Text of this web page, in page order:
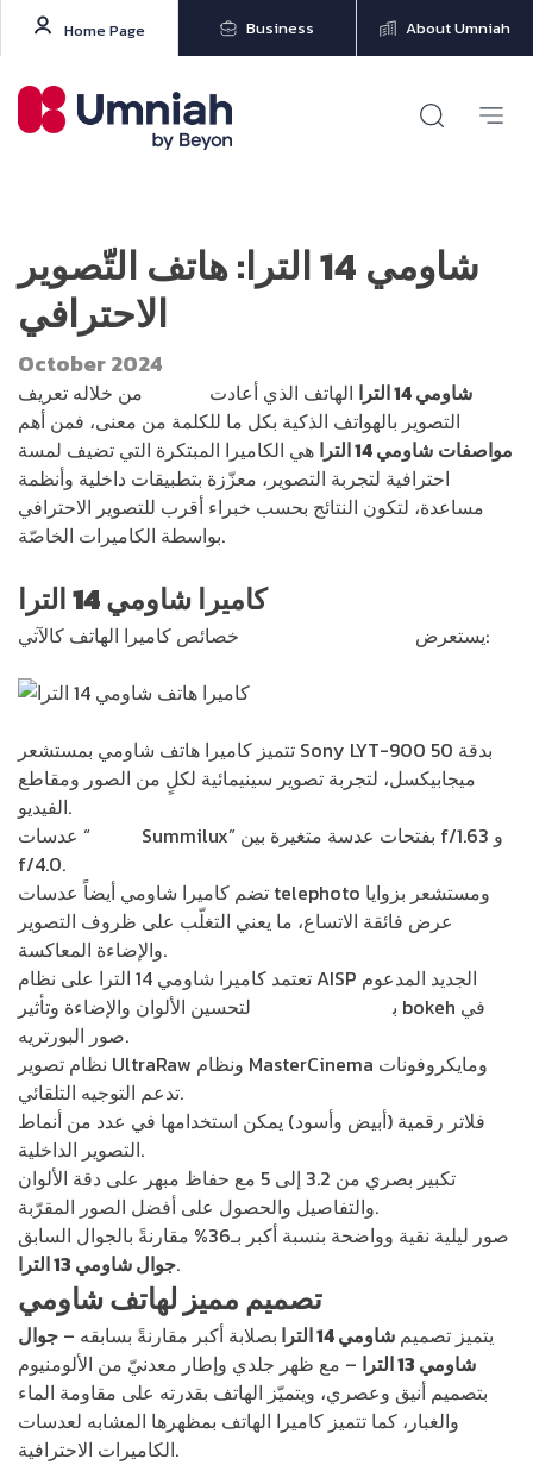
Home Page Business About Umniah
شاومي 14 الترا: هاتف التّصوير
الاحترافي
October 2024
شاومي 14 الترا الهاتف الذي أعادت
من خلاله تعريف
التصوير بالهواتف الذكية بكل ما للكلمة من معنى، فمن أهم
مواصفات شاومي 14 الترا
هي الكاميرا المبتكرة التي تضيف لمسة
احترافية لتجربة التصوير، معزّزة بتطبيقات داخلية وأنظمة
مساعدة، لتكون النتائج بحسب خبراء أقرب للتصوير الاحترافي
بواسطة الكاميرات الخاصّة.
كاميرا شاومي 14 الترا
يستعرضخصائص كاميرا الهاتف كالآتي:
تتميز كاميرا هاتف شاومي بمستشعر Sony LYT-900 بدقة 50
ميجابيكسل، لتجربة تصوير سينيمائية لكلٍ من الصور ومقاطع
الفيديو.
عدسات “
Summilux” بفتحات عدسة متغيرة بين f/1.63 و
f/4.0.
تضم كاميرا شاومي أيضاً عدسات telephoto ومستشعر بزوايا
عرض فائقة الاتساع، ما يعني التغلّب على ظروف التصوير
والإضاءة المعاكسة.
تعتمد كاميرا شاومي 14 الترا على نظام AISP الجديد المدعوم
بالذكاء الاصطناعي
لتحسين الألوان والإضاءة وتأثير bokeh في
صور البورتريه.
نظام تصوير UltraRaw ونظام MasterCinema ومايكروفونات
تدعم التوجيه التلقائي.
فلاتر رقمية (أبيض وأسود) يمكن استخدامها في عدد من أنماط
التصوير الداخلية.
تكبير بصري من 3.2 إلى 5 مع حفاظ مبهر على دقة الألوان
والتفاصيل والحصول على أفضل الصور المقرّبة.
صور ليلية نقية وواضحة بنسبة أكبر بـ36% مقارنةً بالجوال السابق
جوال شاومي 13 الترا.
تصميم مميز لهاتف شاومي
يتميز تصميم شاومي 14 الترا بصلابة أكبر مقارنةً بسابقه – جوال
شاومي 13 الترا
– مع ظهر جلدي وإطار معدنيّ من الألومنيوم
بتصميم أنيق وعصري، ويتميّز الهاتف بقدرته على مقاومة الماء
والغبار، كما تتميز كاميرا الهاتف بمظهرها المشابه لعدسات
الكاميرات الاحترافية.